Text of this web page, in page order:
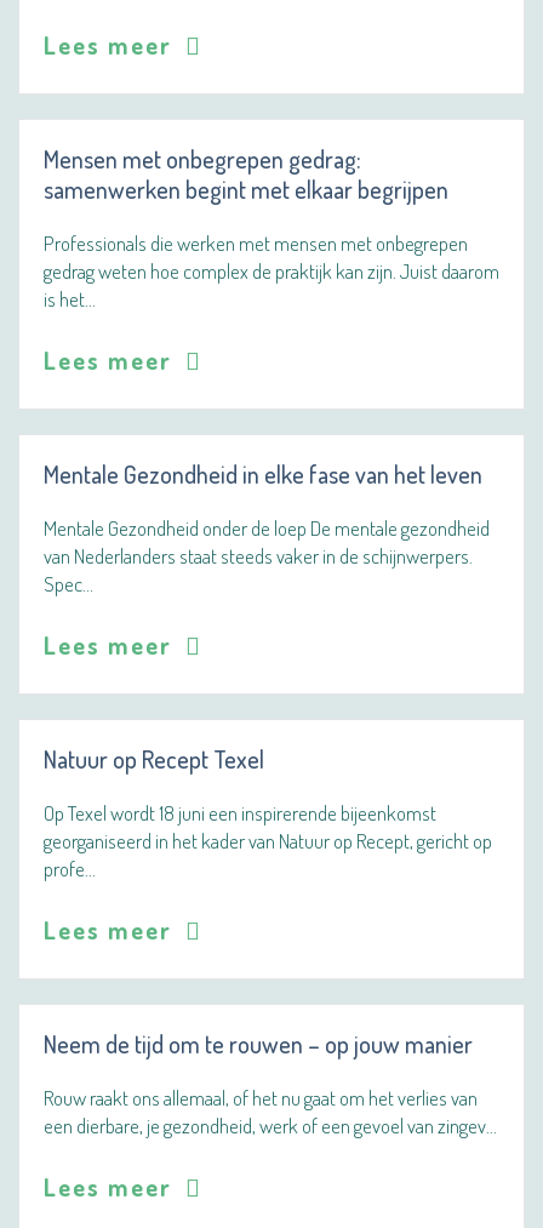
Lees meer
Mensen met onbegrepen gedrag:
samenwerken begint met elkaar begrijpen
Professionals die werken met mensen met onbegrepen
gedrag weten hoe complex de praktijk kan zijn. Juist daarom
is het…
Lees meer
Mentale Gezondheid in elke fase van het leven
Mentale Gezondheid onder de loep De mentale gezondheid
van Nederlanders staat steeds vaker in de schijnwerpers.
Spec…
Lees meer
Natuur op Recept Texel
Op Texel wordt 18 juni een inspirerende bijeenkomst
georganiseerd in het kader van Natuur op Recept, gericht op
profe…
Lees meer
Neem de tijd om te rouwen – op jouw manier
Rouw raakt ons allemaal, of het nu gaat om het verlies van
een dierbare, je gezondheid, werk of een gevoel van zingev…
Lees meer